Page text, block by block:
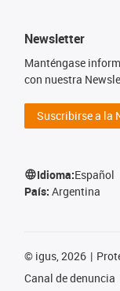
Newsletter
Manténgase
con nuestra
Suscribirse a la
Idioma:Español
País: Argentina
© igus, 2026
Canal de denuncia